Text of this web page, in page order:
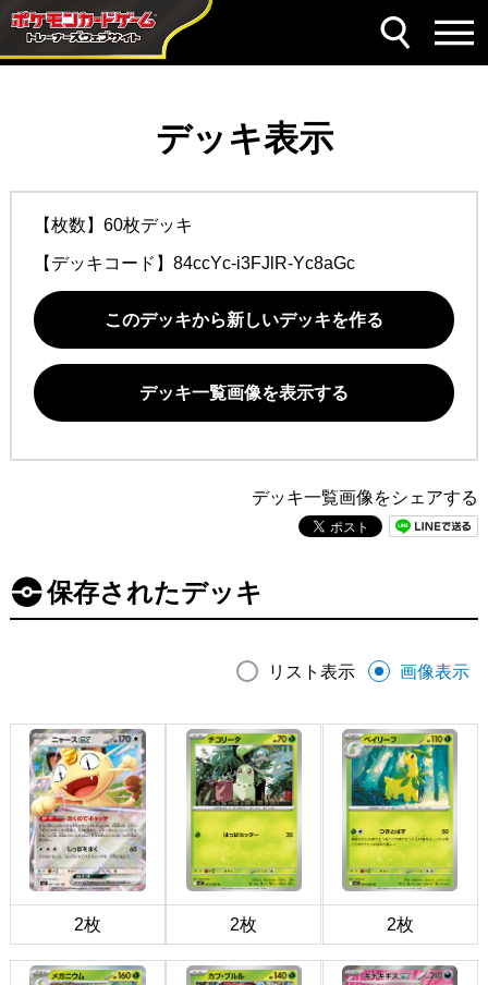
デッキ表示
【枚数】60枚デッキ
【デッキコード】 84ccYc-i3FJlR-Yc8aGc
このデッキから新しいデッキを作る
デッキ一覧画像を表示する
デッキ一覧画像をシェアする
保存されたデッキ
リスト表示 画像表示
2枚 2枚 2枚